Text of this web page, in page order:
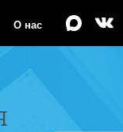
О нас